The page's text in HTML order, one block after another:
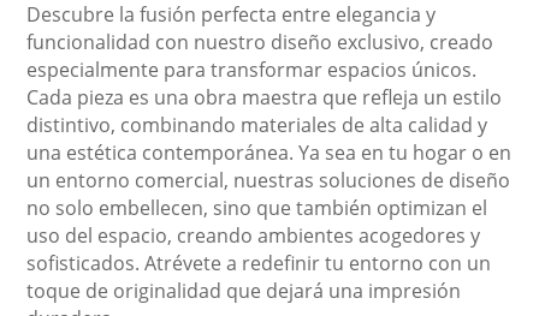
Descubre la fusión perfecta entre elegancia y
funcionalidad con nuestro diseño exclusivo, creado
especialmente para transformar espacios únicos.
Cada pieza es una obra maestra que refleja un estilo
distintivo, combinando materiales de alta calidad y
una estética contemporánea. Ya sea en tu hogar o en
un entorno comercial, nuestras soluciones de diseño
no solo embellecen, sino que también optimizan el
uso del espacio, creando ambientes acogedores y
sofisticados. Atrévete a redefinir tu entorno con un
toque de originalidad que dejará una impresión